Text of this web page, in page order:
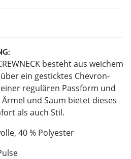
besteht aus weichem
ein gesticktes Chevron-
regulären Passform und
und Saum bietet dieses
als auch Stil.
40 % Polyester